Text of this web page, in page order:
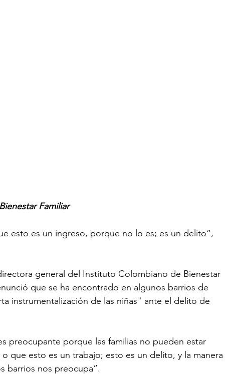
Familiar
esto es un ingreso, porque no lo es; es un delito”,
general del Instituto Colombiano de Bienestar
que se ha encontrado en algunos barrios de
instrumentalización de las niñas" ante el delito de
preocupante porque las familias no pueden estar
que esto es un trabajo; esto es un delito, y la manera
barrios nos preocupa”.